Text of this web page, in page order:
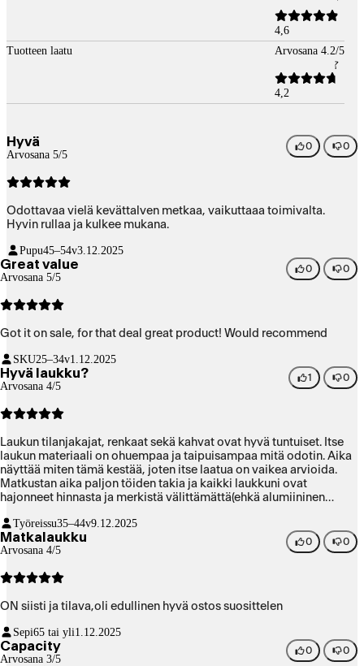
4,6
Tuotteen laatu
Arvosana 4.2/5
4,2
Hyvä
Arvosana 5/5
0 0
Odottavaa vielä kevättalven metkaa, vaikuttaaa toimivalta.
Hyvin rullaa ja kulkee mukana.
Pupu45–54v3.12.2025
Great value
Arvosana 5/5
0 0
Got it on sale, for that deal great product! Would recommend
SKU25–34v1.12.2025
Hyvä laukku?
Arvosana 4/5
1 0
Laukun tilanjakajat, renkaat sekä kahvat ovat hyvä tuntuiset. Itse
laukun materiaali on ohuempaa ja taipuisampaa mitä odotin. Aika
näyttää miten tämä kestää, joten itse laatua on vaikea arvioida.
Matkustan aika paljon töiden takia ja kaikki laukkuni ovat
hajonneet hinnasta ja merkistä välittämättä(ehkä alumiininen
mukainen. Ostin laukun hyvästä tarjouksesta. Ovh 150€ hintaa
tuskin olisin edes tilannut... Tämä siksi, että tässä laukussa on vain
1v takuu ja delseyn ja Samsoniten laukkuja saa alesta jo tähän
laukun mutta prosessi on pitkä)
Työreissu35–44v9.12.2025
Matkalaukku
Arvosana 4/5
0 0
ON siisti ja tilava,oli edullinen hyvä ostos suosittelen
Sepi65 tai yli1.12.2025
Capacity
Arvosana 3/5
0 0